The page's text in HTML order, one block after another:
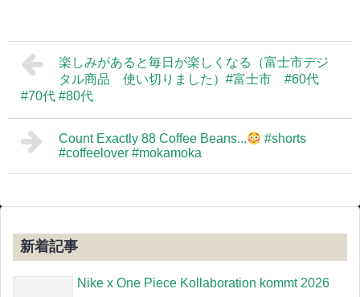
楽しみがあると毎日が楽しくなる（富士市デジ
タル商品 使い切りました）#富士市 #60代
#70代 #80代
Count Exactly 88 Coffee Beans...
#shorts
#coffeelover #mokamoka
新着記事
Nike x One Piece Kollaboration kommt 2026